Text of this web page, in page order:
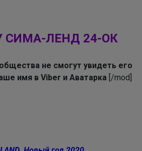
СИМА-ЛЕНД 24-ОК
не смогут увидеть его
имя в Viber и Аватарка [/mod]